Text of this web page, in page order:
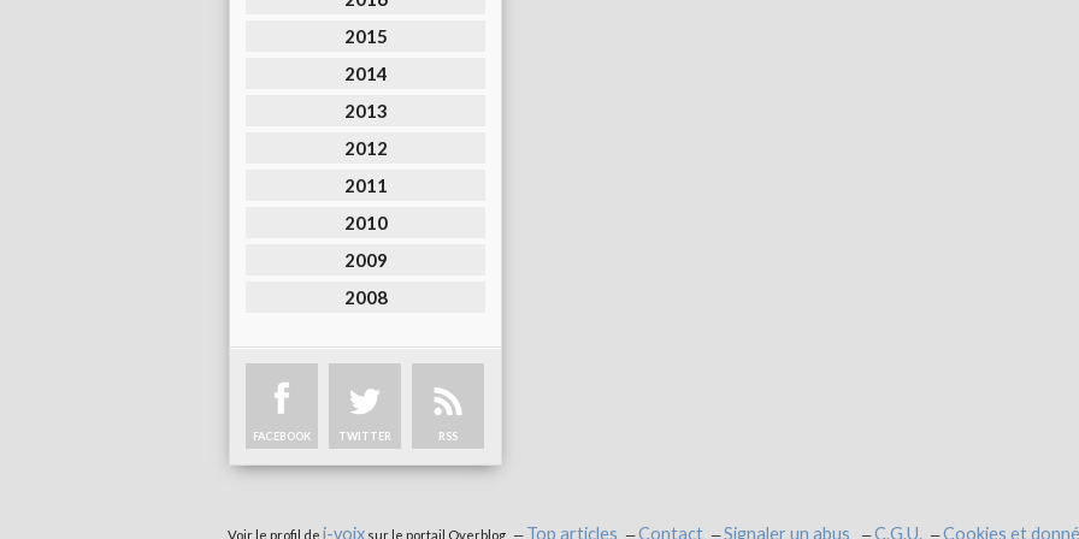
2015
2014
2013
2012
2011
2010
2009
2008
FACEBOOK TWITTER RSS
Voir le profil de i-voixsur le portail Overblog Top articles Contact Signaler un abus C.G.U. Cookies et